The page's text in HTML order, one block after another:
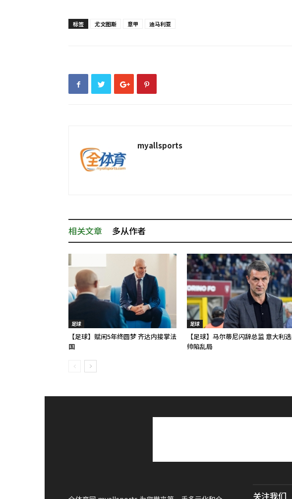
标签 尤文图斯 意甲 迪马利亚
myallsports
相关文章 多从作者
足球
【足球】赋闲5年终圆梦 齐达内接掌法
国
足球
【足球】马尔蒂尼闪辞总监 意大利选
帅陷乱局
关注我们